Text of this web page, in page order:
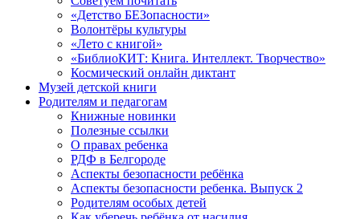
«Детство БЕЗопасности»
Волонтёры культуры
«Лето с книгой»
«БиблиоКИТ: Книга. Интеллект. Творчество»
Космический онлайн диктант
Музей детской книги
Родителям и педагогам
Книжные новинки
Полезные ссылки
О правах ребенка
РДФ в Белгороде
Аспекты безопасности ребёнка
Аспекты безопасности ребенка. Выпуск 2
Родителям особых детей